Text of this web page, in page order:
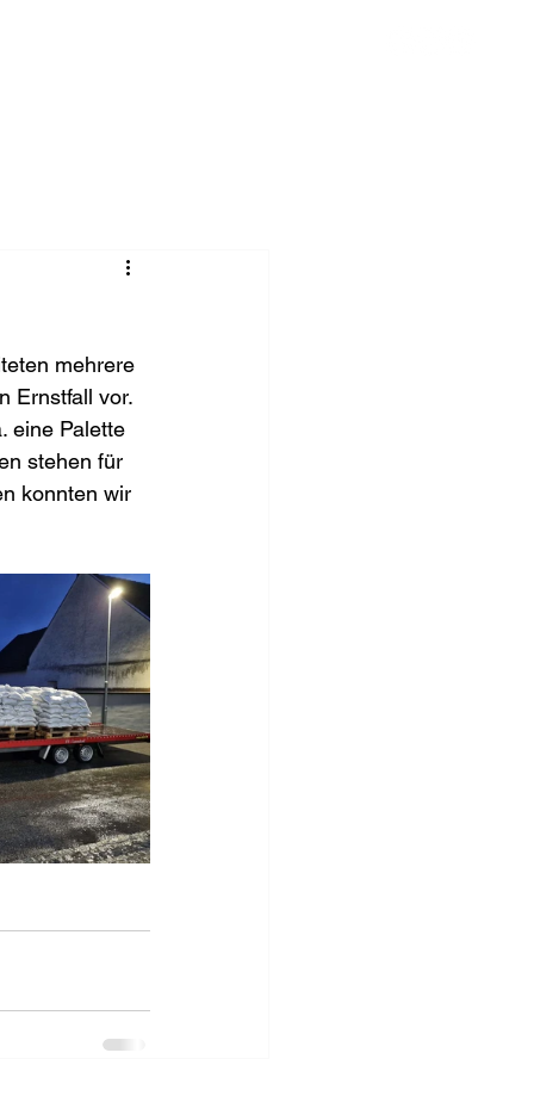
mehrere
Ernstfall vor.
eine Palette
stehen für
konnten wir